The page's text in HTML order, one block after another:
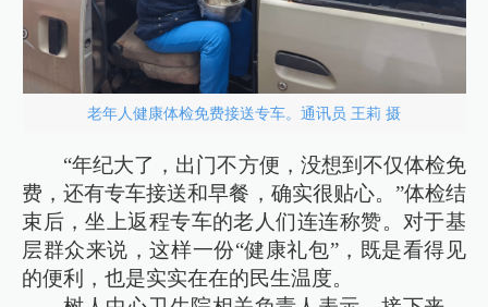
老年人健康体检免费接送专车。通讯员 王莉 摄
“年纪大了，出门不方便，没想到不仅体检免
费，还有专车接送和早餐，确实很贴心。”体检结
束后，坐上返程专车的老人们连连称赞。对于基
层群众来说，这样一份“健康礼包”，既是看得见
的便利，也是实实在在的民生温度。